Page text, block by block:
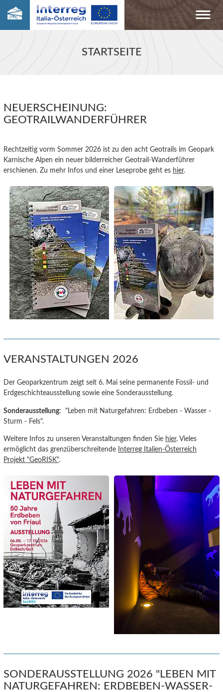
STARTSEITE
NEUERSCHEINUNG:
GEOTRAILWANDERFÜHRER
Rechtzeitig vorm Sommer 2026 ist zu den acht Geotrails im Geopark
Karnische Alpen ein neuer bilderreicher Geotrail-Wanderführer
erschienen. Zu mehr Infos und einer Leseprobe geht es hier.
VERANSTALTUNGEN 2026
Der Geoparkzentrum zeigt seit 6. Mai seine permanente Fossil- und
Erdgeschichteausstellung sowie eine Sonderausstellung.
Sonderausstellung: "Leben mit Naturgefahren: Erdbeben - Wasser -
Sturm - Fels".
Weitere Infos zu unseren Veranstaltungen finden Sie hier. Vieles
ermöglicht das grenzüberschreitende Interreg Italien-Österreich
Projekt "GeoRISK".
SONDERAUSSTELLUNG 2026 "LEBEN MIT
NATURGEFAHREN: ERDBEBEN-WASSER-